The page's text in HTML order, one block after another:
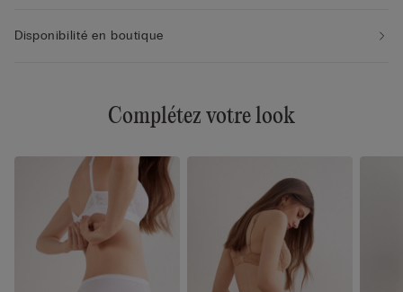
Disponibilité en boutique
Complétez votre look